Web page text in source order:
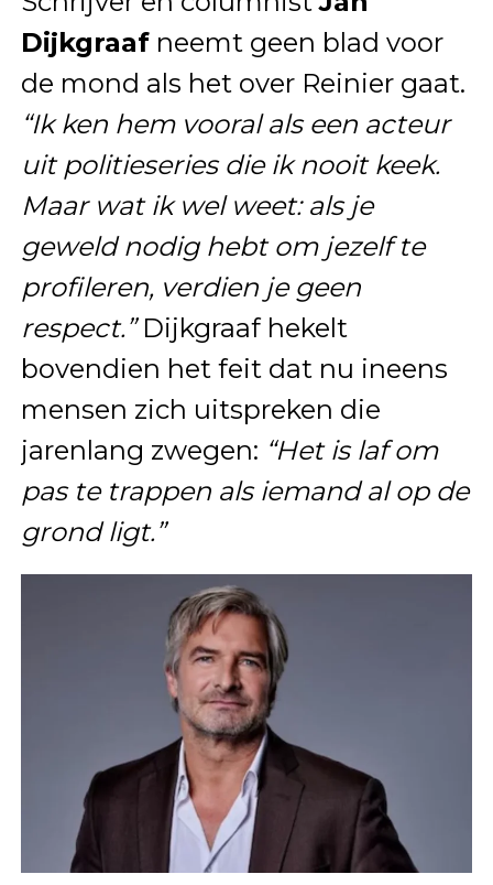
Dijkgraafneemt geen blad voor
de mond als het over Reinier gaat.
“Ik ken hem vooral als een acteur
uit politieseries die ik nooit keek.
Maar wat ik wel weet: als je
geweld nodig hebt om jezelf te
profileren, verdien je geen
respect.”Dijkgraaf hekelt
bovendien het feit dat nu ineens
mensen zich uitspreken die
jarenlang zwegen: “Het is laf om
pas te trappen als iemand al op de
grond ligt.”